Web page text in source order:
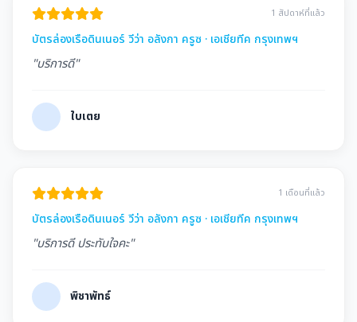
1 สัปดาห์ที่แล้ว
บัตรล่องเรือดินเนอร์ วีว่า อลังกา ครูซ · เอเชียทีค กรุงเทพฯ
"บริการดี"
ใบเตย
1 เดือนที่แล้ว
บัตรล่องเรือดินเนอร์ วีว่า อลังกา ครูซ · เอเชียทีค กรุงเทพฯ
"บริการดี ประทับใจคะ"
พิชาพัทธ์